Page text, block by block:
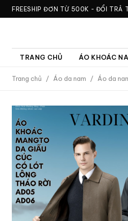
FREESHIP ĐƠN TỪ 500K - ĐỔI TRẢ
TRANG CHỦ ÁO KHOÁC
Trang chủ / Áo da nam / Áo da